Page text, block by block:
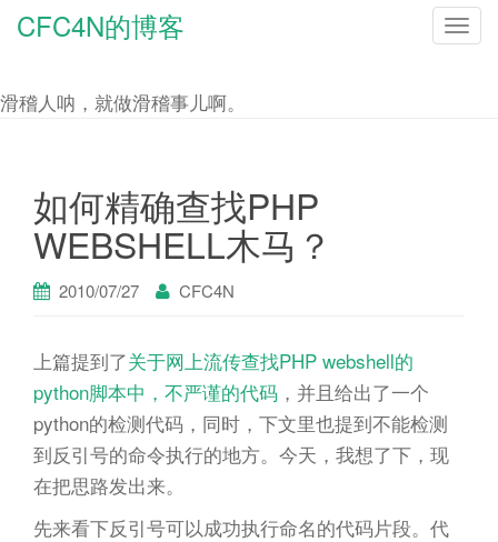
T
CFC4N的博客
滑稽人呐，就做滑稽事儿啊。
如何精确查找PHP
WEBSHELL木马？
2010/07/27 CFC4N
上篇提到了关于网上流传查找PHP webshell的
python脚本中，不严谨的代码 ，并且给出了一个
python的检测代码，同时，下文里也提到不能检测
到反引号的命令执行的地方。今天，我想了下，现
在把思路发出来。
先来看下反引号可以成功执行命名的代码片段。代